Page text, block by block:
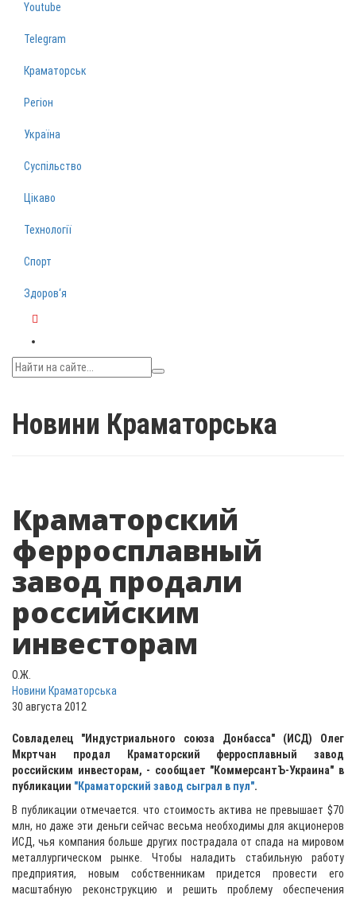
Youtube
Telegram
Краматорськ
Регіон
Україна
Суспільство
Цікаво
Технології
Спорт
Здоров‘я
Новини Краматорська
Краматорский
ферросплавный
завод продали
российским
инвесторам
О.Ж.
Новини Краматорська
30 августа 2012
Совладелец "Индустриального союза Донбасса" (ИСД) Олег
Мкртчан продал Краматорский ферросплавный завод
российским инвесторам, - сообщает "КоммерсантЪ-Украина" в
публикации "Краматорский завод сыграл в пул".
В публикации отмечается. что стоимость актива не превышает $70
млн, но даже эти деньги сейчас весьма необходимы для акционеров
ИСД, чья компания больше других пострадала от спада на мировом
металлургическом рынке. Чтобы наладить стабильную работу
предприятия, новым собственникам придется провести его
масштабную реконструкцию и решить проблему обеспечения